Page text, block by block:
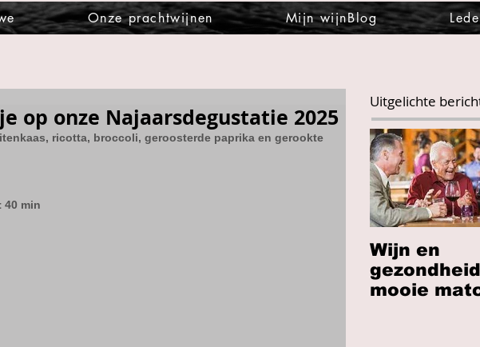
Onze prachtwijnen Mijn wijnBlog
op onze Najaarsdegustatie 2025
ricotta, broccoli, geroosterde paprika en gerookte
40 min
Uitgelichte
Wijn en
mooie